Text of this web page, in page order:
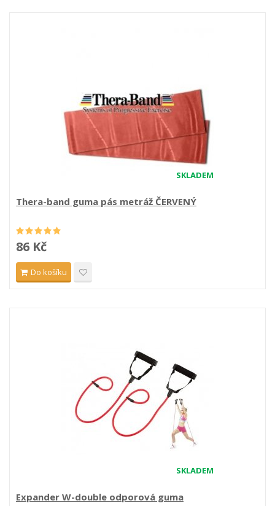
SKLADEM
Thera-band guma pás metráž ČERVENÝ
86 Kč
Do košíku
SKLADEM
Expander W-double odporová guma